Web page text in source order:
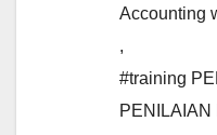
Accounting
,
#training
PENILAIAN